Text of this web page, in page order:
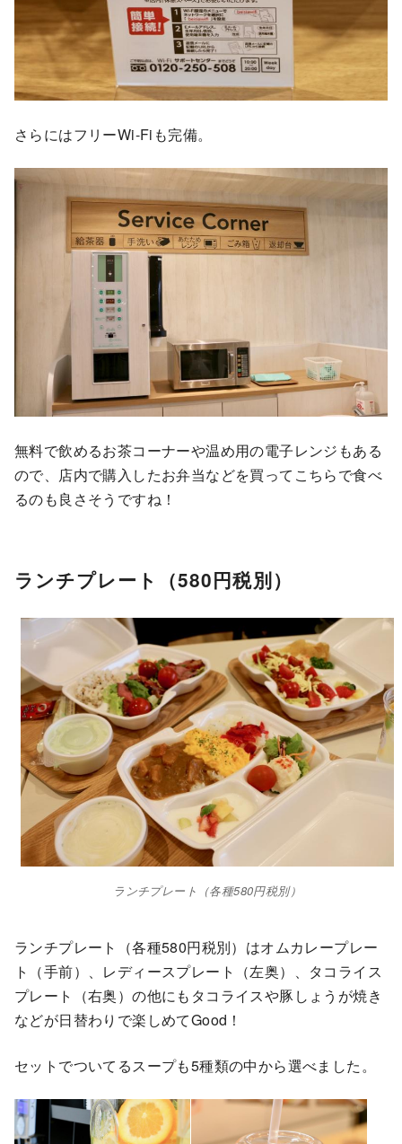
さらにはフリーWi-Fiも完備。
無料で飲めるお茶コーナーや温め用の電子レンジもある
ので、店内で購入したお弁当などを買ってこちらで食べ
るのも良さそうですね！
ランチプレート（580円税別）
ランチプレート（各種580円税別）
ランチプレート（各種580円税別）はオムカレープレー
ト（手前）、レディースプレート（左奥）、タコライス
プレート（右奥）の他にもタコライスや豚しょうが焼き
などが日替わりで楽しめてGood！
セットでついてるスープも5種類の中から選べました。